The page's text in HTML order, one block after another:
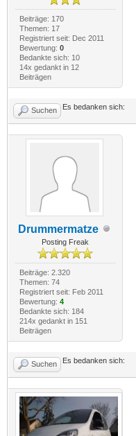
Beiträge: 170
Themen: 17
Registriert seit: Dec 2011
Bewertung: 0
Bedankte sich: 10
14x gedankt in 12
Beiträgen
Suchen Es bedanken sich:
Drummermatze
Posting Freak
Beiträge: 2.320
Themen: 74
Registriert seit: Feb 2011
Bewertung: 4
Bedankte sich: 184
214x gedankt in 151
Beiträgen
Suchen Es bedanken sich: